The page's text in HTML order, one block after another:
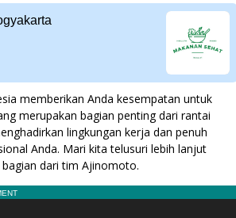
memberikan Anda kesempatan untuk
merupakan bagian penting dari rantai
lingkungan kerja dan penuh
Anda. Mari kita telusuri lebih lanjut
dari tim Ajinomoto.